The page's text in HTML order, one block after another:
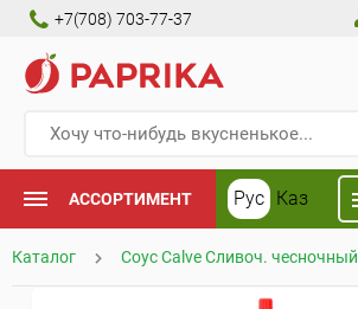
+7(708) 703-77-37
АССОРТИМЕНТ Рус Каз
Каталог Соус Calve Сливоч.